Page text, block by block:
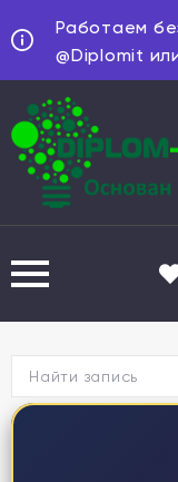
Работаем
@Diplomit